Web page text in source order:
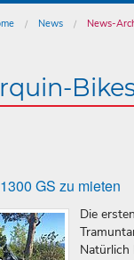
News
News-
GS zu mieten
Die
Natürlich